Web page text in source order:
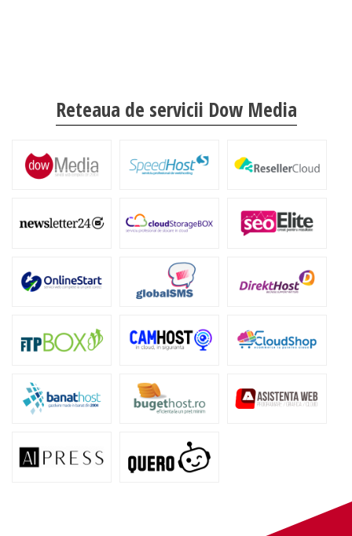
Reteaua de servicii Dow Media